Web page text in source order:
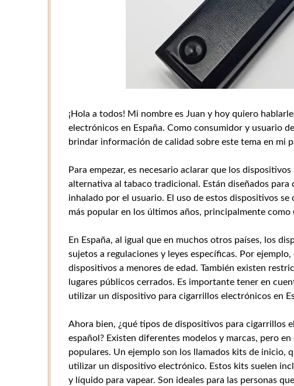
¡Hola a todos! Mi nombre es Juan y hoy quiero
electrónicos en España. Como consumidor y usuario
brindar información de calidad sobre este tema en mi
Para empezar, es necesario aclarar que los
alternativa al tabaco tradicional. Están diseñados
inhalado por el usuario. El uso de estos dispositivos
más popular en los últimos años, principalmente
En España, al igual que en muchos otros países, los
sujetos a regulaciones y leyes específicas. Por
dispositivos a menores de edad. También existen
lugares públicos cerrados. Es importante tener en
utilizar un dispositivo para cigarrillos electrónicos en
Ahora bien, ¿qué tipos de dispositivos para cigarrillos
español? Existen diferentes modelos y marcas, pero
populares. Un ejemplo son los llamados kits de inicio,
utilizar un dispositivo electrónico. Estos kits suelen
y líquido para vapear. Son ideales para las personas